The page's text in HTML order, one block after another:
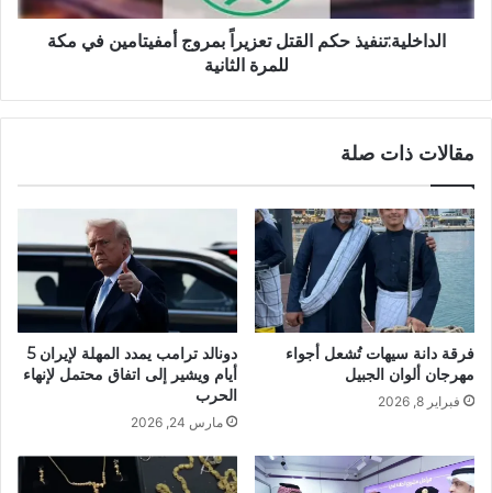
الداخلية:تنفيذ حكم القتل تعزيراً بمروج أمفيتامين في مكة
للمرة الثانية
مقالات ذات صلة
فرقة دانة سيهات تُشعل أجواء
مهرجان ألوان الجبيل
فبراير 8, 2026
دونالد ترامب يمدد المهلة لإيران 5
أيام ويشير إلى اتفاق محتمل لإنهاء
الحرب
مارس 24, 2026